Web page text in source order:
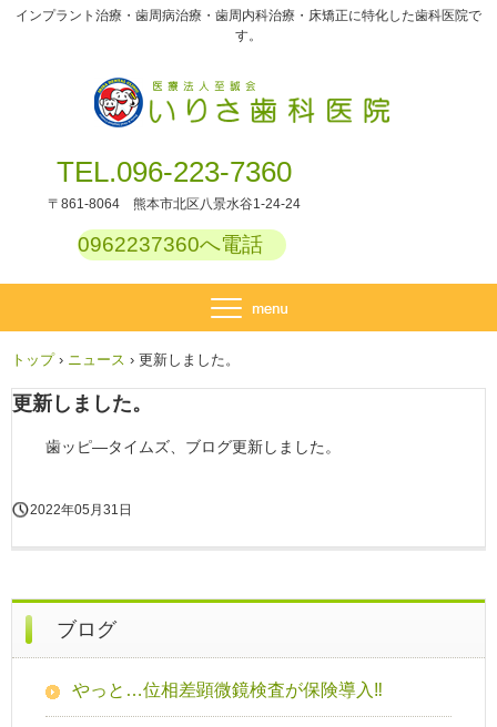
インプラント治療・歯周病治療・歯周内科治療・床矯正に特化した歯科医院で
す。
TEL.096-223-7360
〒861-8064 熊本市北区八景水谷1-24-24
0962237360へ電話
トップ › ニュース › 更新しました。
更新しました。
歯ッピ―タイムズ、ブログ更新しました。
2022年05月31日
ブログ
やっと…位相差顕微鏡検査が保険導入‼